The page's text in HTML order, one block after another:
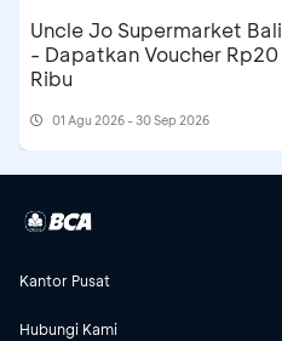
Uncle Jo Supermarket Bali
- Dapatkan Voucher Rp20
Ribu
01 Agu 2026 - 30 Sep 2026
Kantor Pusat
Hubungi Kami